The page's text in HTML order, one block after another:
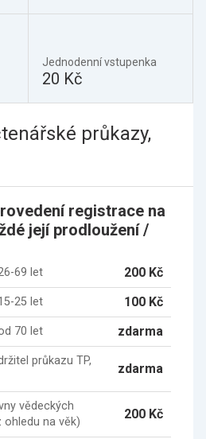
Jednodenní vstupenka
20 Kč
průkazy,
registrace na
její prodloužení /
69 let 200 Kč
25 let 100 Kč
70 let zdarma
průkazu TP,
zdarma
vědeckých
na věk)
200 Kč